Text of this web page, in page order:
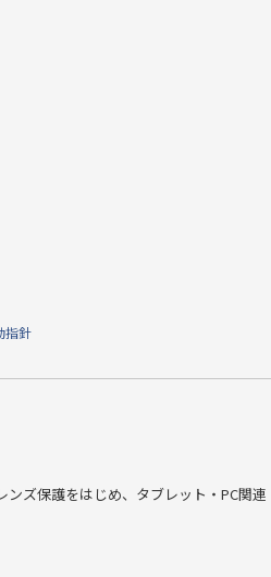
ルレス®」仕様
場合でも、柔らかいフィルムの特性
less Film」は、トリニティ株式会社の登
指針
ズ保護をはじめ、タブレット・PC関連